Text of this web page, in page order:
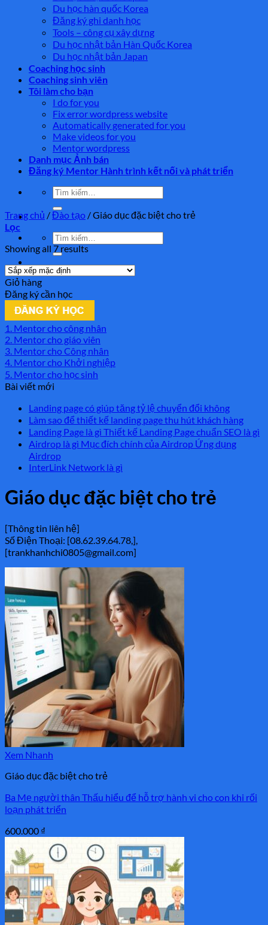
Du học hàn quốc Korea
Đăng ký ghi danh học
Tools – công cụ xây dựng
Du học nhật bản Hàn Quốc Korea
Du học nhật bản Japan
Coaching học sinh
Coaching sinh viên
Tôi làm cho bạn
I do for you
Fix error wordpress website
Automatically generated for you
Make videos for you
Mentor wordpress
Danh mục Ảnh bán
Đăng ký Mentor Hành trình kết nối và phát triển
Tìm
kiếm:
Tìm
kiếm:
Trang chủ /Đào tạo /Giáo dục đặc biệt cho trẻ
Lọc
Showing all 7 results
Giỏ hàng
Đăng ký cần học
1. Mentor cho công nhân
2. Mentor cho giáo viên
3. Mentor cho Công nhân
4. Mentor cho Khởi nghiệp
5. Mentor cho học sinh
Bài viết mới
Landing page có giúp tăng tỷ lệ chuyển đổi không
Làm sao để thiết kế landing page thu hút khách hàng
Landing Page là gì Thiết kế Landing Page chuẩn SEO là gì
Airdrop là gì Mục đích chính của Airdrop Ứng dụng
Airdrop
InterLink Network là gì
Giáo dục đặc biệt cho trẻ
[Thông tin liên hệ]
Số Điện Thoại: [08.62.39.64.78,],
[trankhanhchi0805@gmail.com]
Xem Nhanh
Giáo dục đặc biệt cho trẻ
Ba Mẹ người thân Thấu hiểu để hỗ trợ hành vi cho con khi rối
loạn phát triển
600.000 ₫